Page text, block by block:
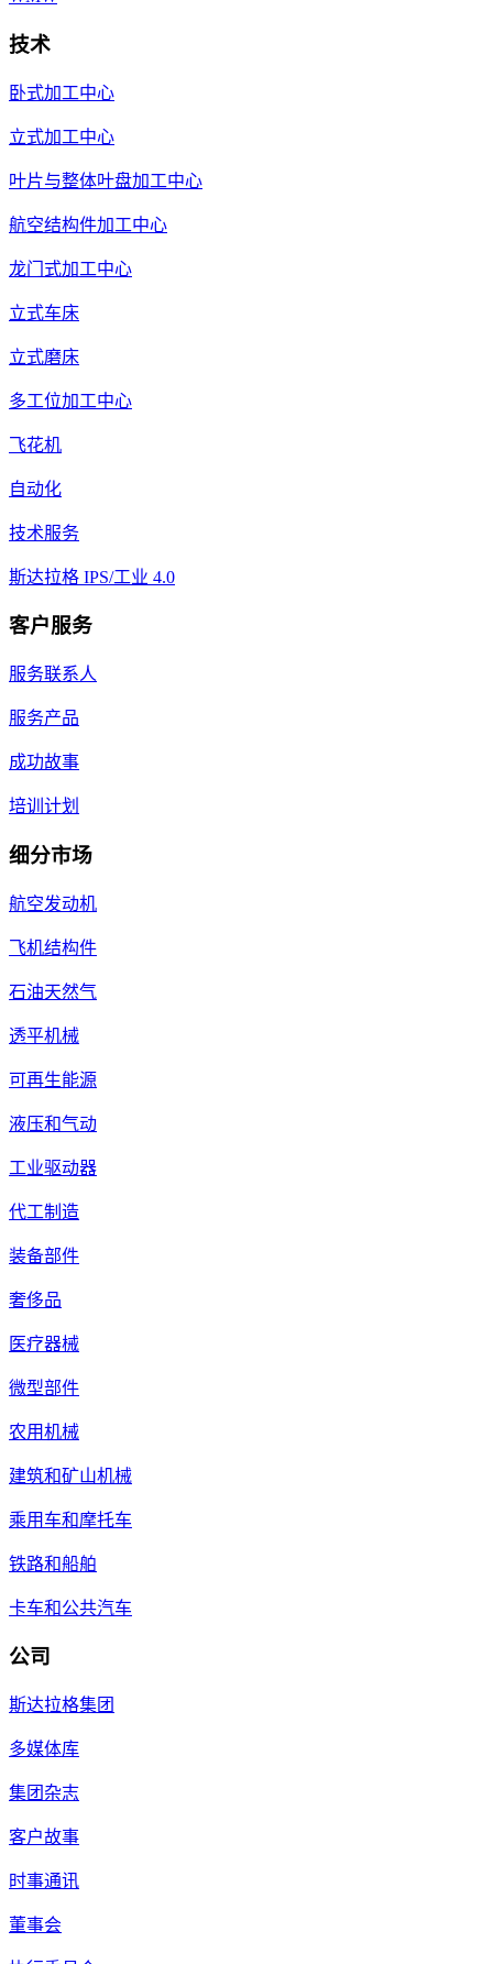
技术
卧式加工中心
立式加工中心
叶片与整体叶盘加工中心
航空结构件加工中心
龙门式加工中心
立式车床
立式磨床
多工位加工中心
飞花机
自动化
技术服务
斯达拉格 IPS/工业 4.0
客户服务
服务联系人
服务产品
成功故事
培训计划
细分市场
航空发动机
飞机结构件
石油天然气
透平机械
可再生能源
液压和气动
工业驱动器
代工制造
装备部件
奢侈品
医疗器械
微型部件
农用机械
建筑和矿山机械
乘用车和摩托车
铁路和船舶
卡车和公共汽车
公司
斯达拉格集团
多媒体库
集团杂志
客户故事
时事通讯
董事会